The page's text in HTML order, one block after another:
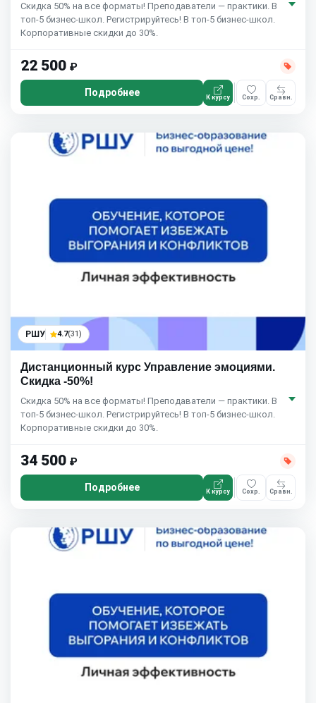
Скидка 50% на все форматы! Преподаватели — практики. В
топ-5 бизнес-школ. Регистрируйтесь! В топ-5 бизнес-школ.
Корпоративные скидки до 30%.
22 500 ₽
Подробнее К курсу Сохр. Сравн.
РШУ 4.7(31)
Дистанционный курс Управление эмоциями.
Скидка -50%!
Скидка 50% на все форматы! Преподаватели — практики. В
топ-5 бизнес-школ. Регистрируйтесь! В топ-5 бизнес-школ.
Корпоративные скидки до 30%.
34 500 ₽
Подробнее К курсу Сохр. Сравн.